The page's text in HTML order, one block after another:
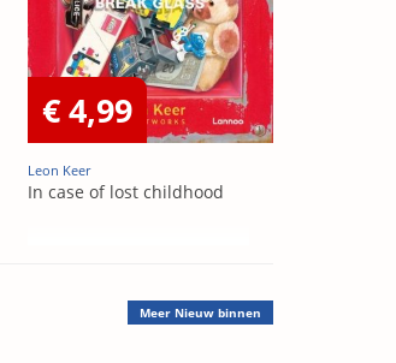
€ 4,99
Leon Keer
In case of lost childhood
Meer Nieuw binnen